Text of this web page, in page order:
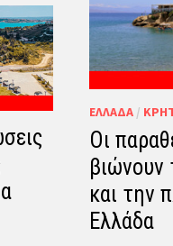
ΕΛΛΆΔΑ/
Οι
βιώνουν
και την
Ελλάδα